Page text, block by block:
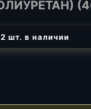
шт. в наличии